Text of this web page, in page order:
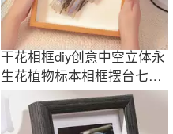
干花相框diy创意中空立体永
生花植物标本相框摆台七夕
生日礼物